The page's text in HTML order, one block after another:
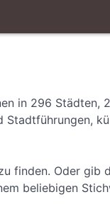
in 296 Städten,
finden. Oder gib
beliebigen